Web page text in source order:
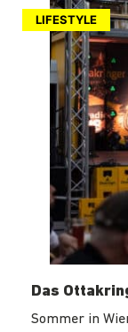
LIFESTYLE
Das
Sommer in